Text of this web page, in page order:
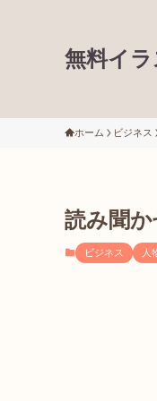
無料イ
ホーム ビジネス
読み聞
ビジネス 人